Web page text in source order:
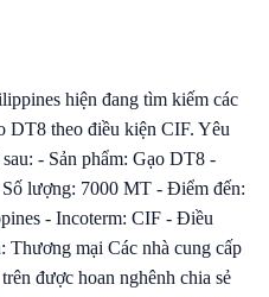
hiện đang tìm kiếm các
DT8 theo điều kiện CIF. Yêu
- Sản phẩm: Gạo DT8 -
lượng: 7000 MT - Điểm đến:
- Incoterm: CIF - Điều
mại Các nhà cung cấp
được hoan nghênh chia sẻ